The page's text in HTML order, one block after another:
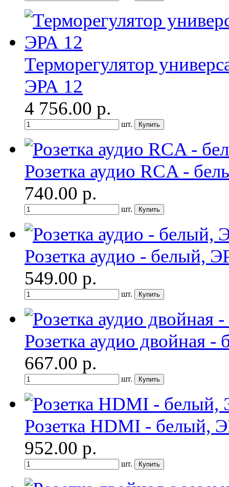
Терморегулятор
ЭРА 12
4 756.00 р.
шт.
Розетка аудио RCA -
740.00 р.
шт.
Розетка аудио - белый,
549.00 р.
шт.
Розетка аудио двойная
667.00 р.
шт.
Розетка HDMI - белый,
952.00 р.
шт.